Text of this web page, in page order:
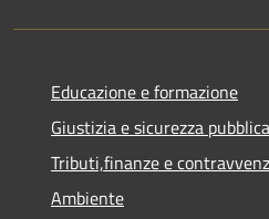
Educazione e formazione
Giustizia e sicurezza pubblica
Tributi,finanze e
Ambiente